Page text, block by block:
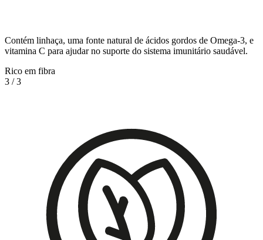
Contém linhaça, uma fonte natural de ácidos gordos de Omega-3, e
vitamina C para ajudar no suporte do sistema imunitário saudável.
Rico em fibra
3 /3